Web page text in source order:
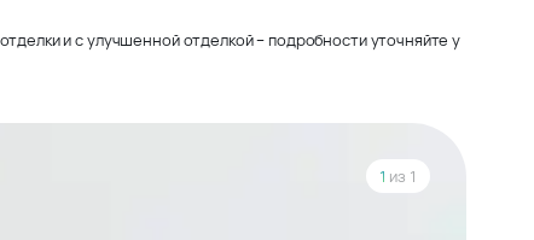
и с улучшенной отделкой – подробности уточняйте у
1 из 1